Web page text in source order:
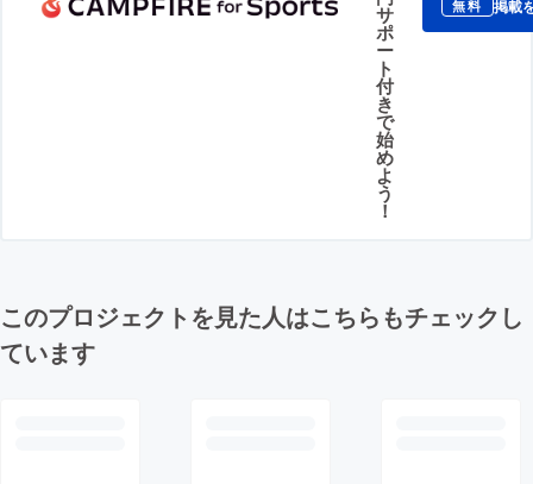
サ
ポ
ー
ト
付
き
で
始
め
よ
う
！
無料 掲載
このプロジェクトを見た人はこちらもチェックし
ています